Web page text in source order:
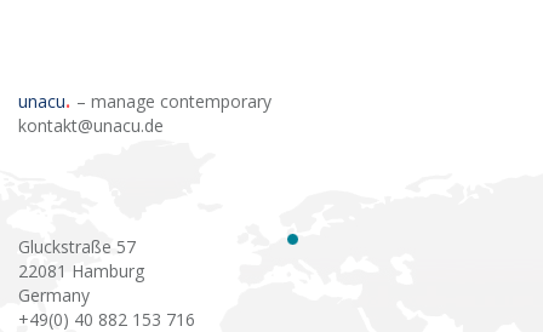
unacu – manage contemporary
kontakt@unacu.de
Gluckstraße 57
22081 Hamburg
Germany
+49(0) 40 882 153 716